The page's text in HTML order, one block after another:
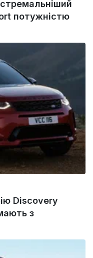
потужністю
Discovery
з